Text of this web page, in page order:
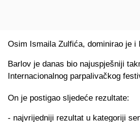
Osim Ismaila Zulfića, dominirao je i
Barlov je danas bio najuspješniji
Internacionalnog parpalivačkog
On je postigao sljedeće rezultate:
- najvrijedniji rezultat u kategoriji